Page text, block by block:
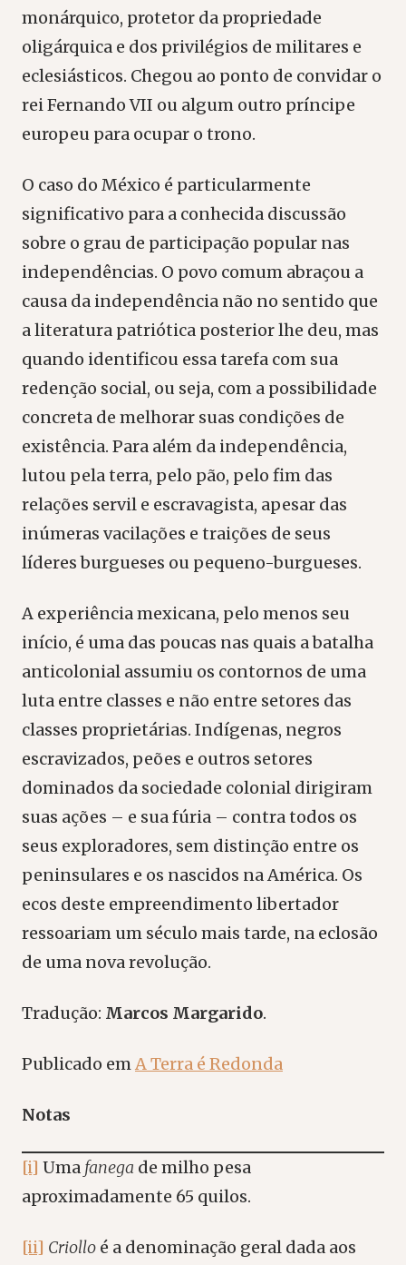
monárquico, protetor da propriedade
oligárquica e dos privilégios de militares e
eclesiásticos. Chegou ao ponto de convidar o
rei Fernando VII ou algum outro príncipe
europeu para ocupar o trono.
O caso do México é particularmente
significativo para a conhecida discussão
sobre o grau de participação popular nas
independências. O povo comum abraçou a
causa da independência não no sentido que
a literatura patriótica posterior lhe deu, mas
quando identificou essa tarefa com sua
redenção social, ou seja, com a possibilidade
concreta de melhorar suas condições de
existência. Para além da independência,
lutou pela terra, pelo pão, pelo fim das
relações servil e escravagista, apesar das
inúmeras vacilações e traições de seus
líderes burgueses ou pequeno-burgueses.
A experiência mexicana, pelo menos seu
início, é uma das poucas nas quais a batalha
anticolonial assumiu os contornos de uma
luta entre classes e não entre setores das
classes proprietárias. Indígenas, negros
escravizados, peões e outros setores
dominados da sociedade colonial dirigiram
suas ações – e sua fúria – contra todos os
seus exploradores, sem distinção entre os
peninsulares e os nascidos na América. Os
ecos deste empreendimento libertador
ressoariam um século mais tarde, na eclosão
de uma nova revolução.
Tradução: Marcos Margarido.
Publicado emA Terra é Redonda
Notas
[i] Uma fanega de milho pesa
aproximadamente 65 quilos.
[ii] Criollo é a denominação geral dada aos